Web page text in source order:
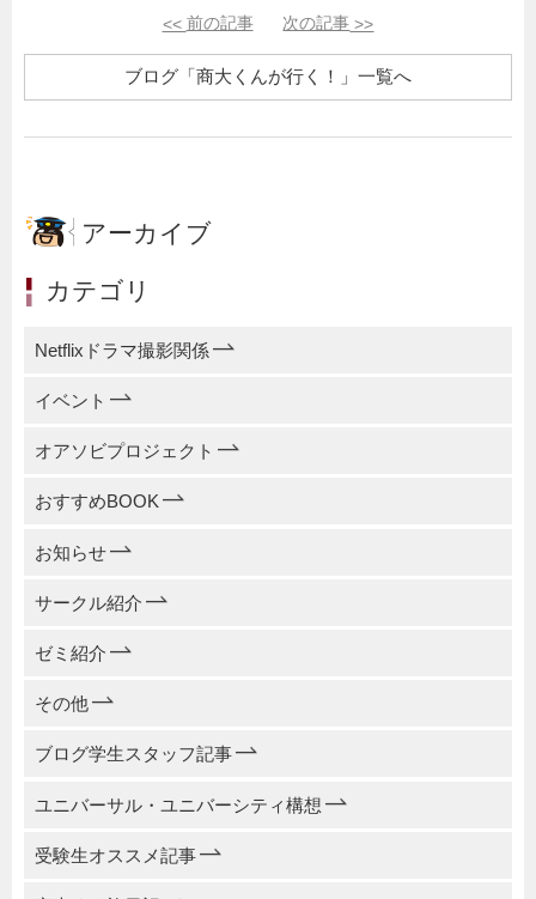
<< 前の記事 次の記事 >>
ブログ「商大くんが行く！」一覧へ
アーカイブ
カテゴリ
Netflixドラマ撮影関係
イベント
オアソビプロジェクト
おすすめBOOK
お知らせ
サークル紹介
ゼミ紹介
その他
ブログ学生スタッフ記事
ユニバーサル・ユニバーシティ構想
受験生オススメ記事